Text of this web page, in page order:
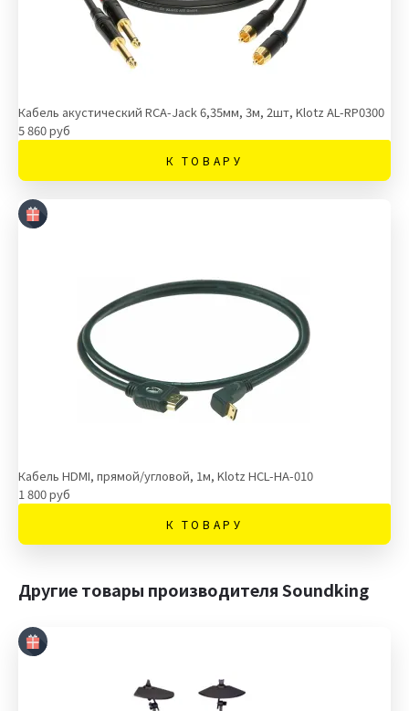
Кабель акустический RCA-Jack 6,35мм, 3м, 2шт, Klotz AL-RP0300
5 860 руб
К ТОВАРУ
Кабель HDMI, прямой/угловой, 1м, Klotz HCL-HA-010
1 800 руб
К ТОВАРУ
Другие товары производителя Soundking